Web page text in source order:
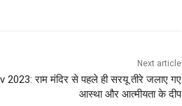
Next article
2023: राम मंदिर से पहले ही सरयू तीरे जलाए गए
आस्था और आत्मीयता के दीप